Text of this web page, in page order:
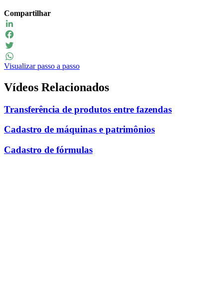
Compartilhar
LinkedIn
Facebook
Twitter
WhatsApp
Visualizar passo a passo
Vídeos Relacionados
Transferência de produtos entre fazendas
Cadastro de máquinas e patrimônios
Cadastro de fórmulas